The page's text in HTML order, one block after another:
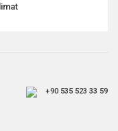
+90 535 523 33 59